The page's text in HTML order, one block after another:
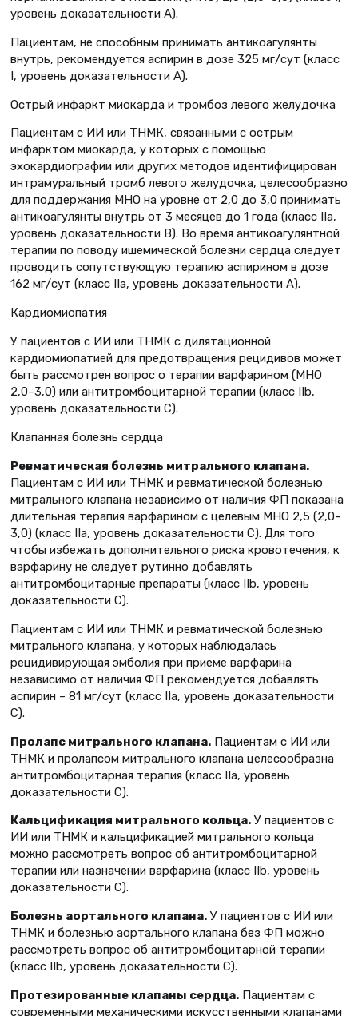
уровень доказательности А).
Пациентам, не способным принимать антикоагулянты
внутрь, рекомендуется аспирин в дозе 325 мг/сут (класс
I, уровень доказательности А).
Острый инфаркт миокарда и тромбоз левого желудочка
Пациентам с ИИ или ТНМК, связанными с острым
инфарктом миокарда, у которых с помощью
эхокардиографии или других методов идентифицирован
интрамуральный тромб левого желудочка, целесообразно
для поддержания МНО на уровне от 2,0 до 3,0 принимать
антикоагулянты внутрь от 3 месяцев до 1 года (класс IIa,
уровень доказательности В). Во время антикоагулянтной
терапии по поводу ишемической болезни сердца следует
проводить сопутствующую терапию аспирином в дозе
162 мг/сут (класс IIa, уровень доказательности А).
Кардиомиопатия
У пациентов с ИИ или ТНМК с дилятационной
кардиомиопатией для предотвращения рецидивов может
быть рассмотрен вопрос о терапии варфарином (МНО
2,0–3,0) или антитромбоцитарной терапии (класс IIb,
уровень доказательности C).
Клапанная болезнь сердца
Ревматическая болезнь митрального клапана.
Пациентам с ИИ или ТНМК и ревматической болезнью
митрального клапана независимо от наличия ФП показана
длительная терапия варфарином с целевым МНО 2,5 (2,0–
3,0) (класс IIa, уровень доказательности С). Для того
чтобы избежать дополнительного риска кровотечения, к
варфарину не следует рутинно добавлять
антитромбоцитарные препараты (класс IIb, уровень
доказательности C).
Пациентам с ИИ или ТНМК и ревматической болезнью
митрального клапана, у которых наблюдалась
рецидивирующая эмболия при приеме варфарина
независимо от наличия ФП рекомендуется добавлять
аспирин – 81 мг/сут (класс IIа, уровень доказательности
C).
Пролапс митрального клапана. Пациентам с ИИ или
ТНМК и пролапсом митрального клапана целесообразна
антитромбоцитарная терапия (класс IIа, уровень
доказательности C).
Кальцификация митрального кольца.У пациентов с
ИИ или ТНМК и кальцификацией митрального кольца
можно рассмотреть вопрос об антитромбоцитарной
терапии или назначении варфарина (класс IIb, уровень
доказательности C).
Болезнь аортального клапана.У пациентов с ИИ или
ТНМК и болезнью аортального клапана без ФП можно
рассмотреть вопрос об антитромбоцитарной терапии
(класс IIb, уровень доказательности C).
Протезированные клапаны сердца. Пациентам с
современными механическими искусственными клапанами